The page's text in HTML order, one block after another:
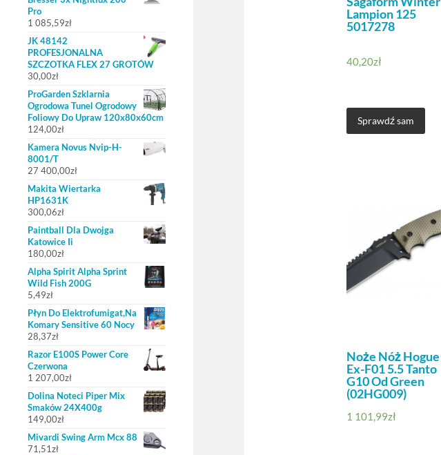
Pro
1 085,59zł
JK 48142
PROFESJONALNA
SZCZOTKA FLEX 27 GROTÓW
30,00zł
ProGarden Szklarnia
Ogrodowa Tunel Ogrodowy
Foliowy Do Upraw 120x80x60cm
124,00zł
Kamera Novus Nvip-H-
8001/T
27 400,00zł
Makita Wiertarka
HP1631K
300,06zł
Paintball Dla Dwojga
Katowice Ii
180,00zł
Alpha Spirit Alpha Sprint
Wild Fish 200G
5,49zł
Płyn Do Elektrofumigat,Na
Komary Sensitive 60 Nocy
28,37zł
Razor E100S Power Core
Czerwona
1 207,00zł
Dolina Noteci Piper Mix
Smaków 24X400g
149,00zł
Mivardi Swing Arm Mcx 88
71,51zł
Lampion 125
5017278
40,20zł
Sprawdź sam
Noże Nóż Hogue
Ex-F01 5.5 Tanto
G10 Od Green
(02HG009)
1 101,99zł